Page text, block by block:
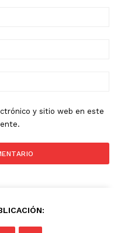
y sitio web en este